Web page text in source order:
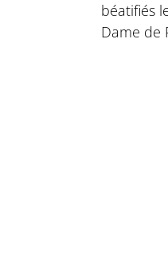
béatifiés
Dame de